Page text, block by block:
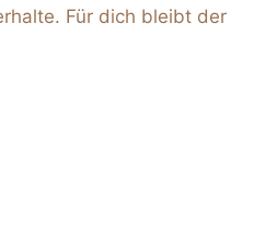
Für dich bleibt der